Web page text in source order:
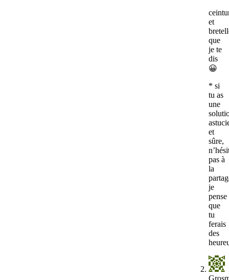
et
que
je te
dis
😀
* si
tu as
une
et
sûre,
pas à
la
je
pense
que
tu
ferais
des